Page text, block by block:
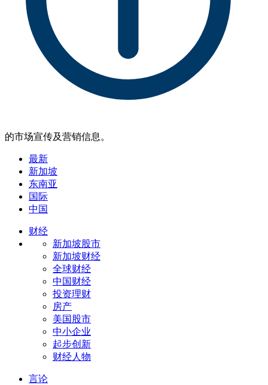
的市场宣传及营销信息。
最新
新加坡
东南亚
国际
中国
财经
新加坡股市
新加坡财经
全球财经
中国财经
投资理财
房产
美国股市
中小企业
起步创新
财经人物
言论